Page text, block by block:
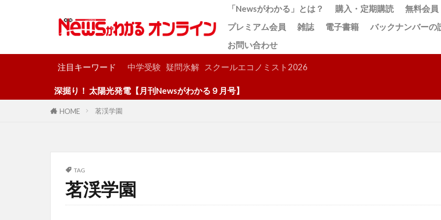
「Newsがわかる」とは？ 購入・定期購読
無料会員
プレミアム会員
雑誌 電子書籍
バックナンバーの
お問い合わせ
注目キーワード 中学受験 疑問氷解 スクールエコノミスト2026
深掘り！ 太陽光発電【月刊Newsがわかる９月号】
HOME 茗渓学園
TAG
茗渓学園
検索